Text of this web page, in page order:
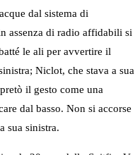
dal sistema di
assenza di radio affidabili si
le ali per avvertire il
Niclot, che stava a sua
il gesto come una
dal basso. Non si accorse
sua sinistra.